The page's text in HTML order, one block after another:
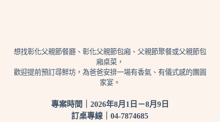
想找彰化父親節餐廳、彰化父親節包廂、父親節聚餐或父親節包
廂桌菜，
歡迎提前預訂尋鮮坊，為爸爸安排一場有香氣、有儀式感的團圓
家宴。
專案時間｜2026年8月1日－8月9日
訂桌專線｜04-7874685